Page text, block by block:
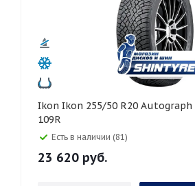
Ikon Ikon 255/50 R20 Autograph Snow 5 SUV
109R
Есть в наличии (81)
23 620 руб.